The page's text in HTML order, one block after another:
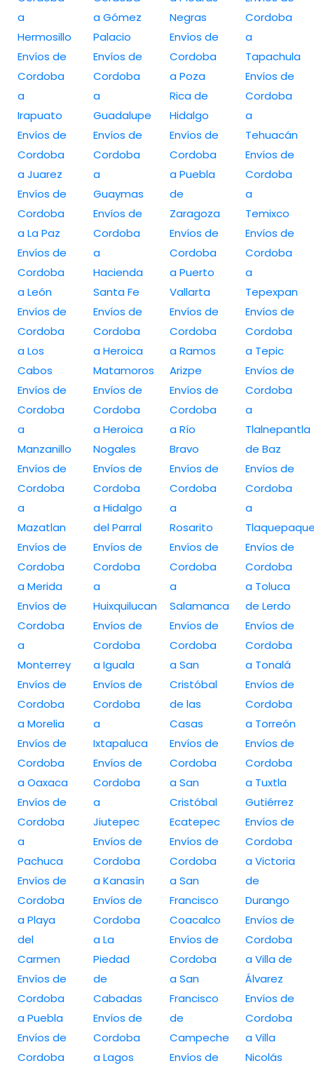
a
Hermosillo
Envíos de
Cordoba
a
Irapuato
Envíos de
Cordoba
a Juarez
Envíos de
Cordoba
a La Paz
Envíos de
Cordoba
a León
Envíos de
Cordoba
a Los
Cabos
Envíos de
Cordoba
a
Manzanillo
Envíos de
Cordoba
a
Mazatlan
Envíos de
Cordoba
a Merida
Envíos de
Cordoba
a
Monterrey
Envíos de
Cordoba
a Morelia
Envíos de
Cordoba
a Oaxaca
Envíos de
Cordoba
a
Pachuca
Envíos de
Cordoba
a Playa
del
Carmen
Envíos de
Cordoba
a Puebla
Envíos de
Cordoba
a Gómez
Palacio
Envíos de
Cordoba
a
Guadalupe
Envíos de
Cordoba
a
Guaymas
Envíos de
Cordoba
a
Hacienda
Santa Fe
Envíos de
Cordoba
a Heroica
Matamoros
Envíos de
Cordoba
a Heroica
Nogales
Envíos de
Cordoba
a Hidalgo
del Parral
Envíos de
Cordoba
a
Huixquilucan
Envíos de
Cordoba
a Iguala
Envíos de
Cordoba
a
Ixtapaluca
Envíos de
Cordoba
a
Jiutepec
Envíos de
Cordoba
a Kanasín
Envíos de
Cordoba
a La
Piedad
de
Cabadas
Envíos de
Cordoba
a Lagos
Negras
Envíos de
Cordoba
a Poza
Rica de
Hidalgo
Envíos de
Cordoba
a Puebla
de
Zaragoza
Envíos de
Cordoba
a Puerto
Vallarta
Envíos de
Cordoba
a Ramos
Arizpe
Envíos de
Cordoba
a Río
Bravo
Envíos de
Cordoba
a
Rosarito
Envíos de
Cordoba
a
Salamanca
Envíos de
Cordoba
a San
Cristóbal
de las
Casas
Envíos de
Cordoba
a San
Cristóbal
Ecatepec
Envíos de
Cordoba
a San
Francisco
Coacalco
Envíos de
Cordoba
a San
Francisco
de
Campeche
Envíos de
Cordoba
a
Tapachula
Envíos de
Cordoba
a
Tehuacán
Envíos de
Cordoba
a
Temixco
Envíos de
Cordoba
a
Tepexpan
Envíos de
Cordoba
a Tepic
Envíos de
Cordoba
a
Tlalnepantla
de Baz
Envíos de
Cordoba
a
Envíos de
Cordoba
a Toluca
de Lerdo
Envíos de
Cordoba
a Tonalá
Envíos de
Cordoba
a Torreón
Envíos de
Cordoba
a Tuxtla
Gutiérrez
Envíos de
Cordoba
a Victoria
de
Durango
Envíos de
Cordoba
a Villa de
Álvarez
Envíos de
Cordoba
a Villa
Nicolás